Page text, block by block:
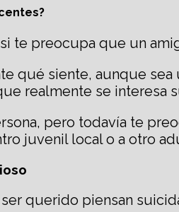
te preocupa que un
qué siente, aunque
realmente se interesa
pero todavía te
juvenil local o a otro
querido piensan